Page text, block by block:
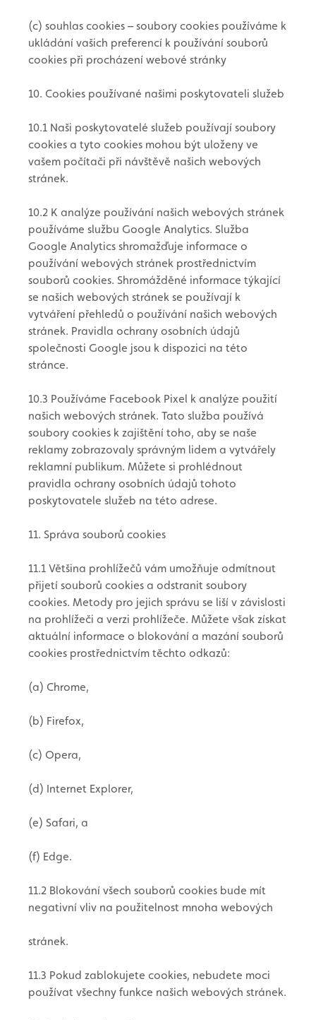
(c) souhlas cookies – soubory cookies používáme k
ukládání vašich preferencí k používání souborů
cookies při procházení webové stránky
10. Cookies používané našimi poskytovateli služeb
10.1 Naši poskytovatelé služeb používají soubory
cookies a tyto cookies mohou být uloženy ve
vašem počítači při návštěvě našich webových
stránek.
10.2 K analýze používání našich webových stránek
používáme službu Google Analytics. Služba
Google Analytics shromažďuje informace o
používání webových stránek prostřednictvím
souborů cookies. Shromážděné informace týkající
se našich webových stránek se používají k
vytváření přehledů o používání našich webových
stránek. Pravidla ochrany osobních údajů
společnosti Google jsou k dispozici na této
stránce.
10.3 Používáme Facebook Pixel k analýze použití
našich webových stránek. Tato služba používá
soubory cookies k zajištění toho, aby se naše
reklamy zobrazovaly správným lidem a vytvářely
reklamní publikum. Můžete si prohlédnout
pravidla ochrany osobních údajů tohoto
poskytovatele služeb na této adrese.
11. Správa souborů cookies
11.1 Většina prohlížečů vám umožňuje odmítnout
přijetí souborů cookies a odstranit soubory
cookies. Metody pro jejich správu se liší v závislosti
na prohlížeči a verzi prohlížeče. Můžete však získat
aktuální informace o blokování a mazání souborů
cookies prostřednictvím těchto odkazů:
(a) Chrome,
(b) Firefox,
(c) Opera,
(d) Internet Explorer,
(e) Safari, a
(f) Edge.
11.2 Blokování všech souborů cookies bude mít
negativní vliv na použitelnost mnoha webových
stránek.
11.3 Pokud zablokujete cookies, nebudete moci
používat všechny funkce našich webových stránek.